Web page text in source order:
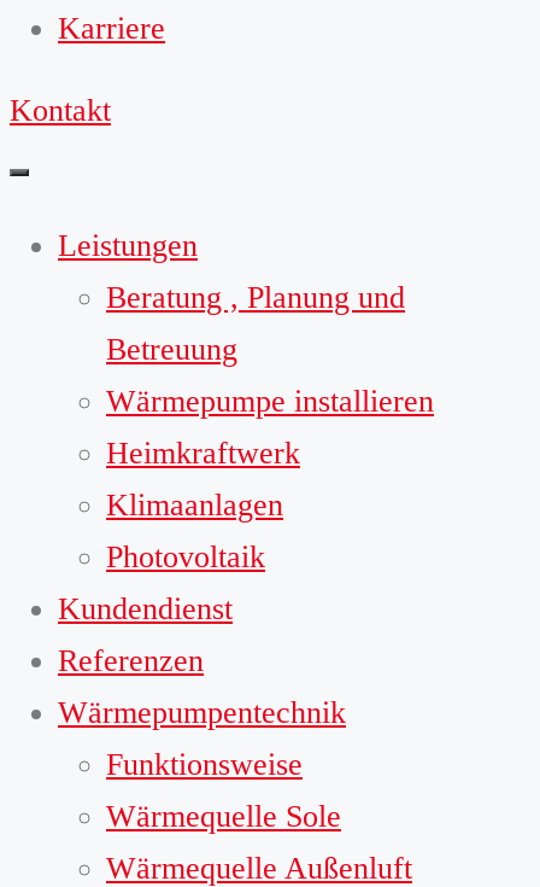
Karriere
Kontakt
Leistungen
Beratung , Planung und
Betreuung
Wärmepumpe installieren
Heimkraftwerk
Klimaanlagen
Photovoltaik
Kundendienst
Referenzen
Wärmepumpentechnik
Funktionsweise
Wärmequelle Sole
Wärmequelle Außenluft